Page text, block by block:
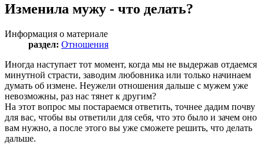
Изменила мужу - что делать?
Информация о материале
раздел: Отношения
Иногда наступает тот момент, когда мы не выдержав отдаемся
минутной страсти, заводим любовника или только начинаем
думать об измене. Неужели отношения дальше с мужем уже
невозможны, раз нас тянет к другим?
На этот вопрос мы постараемся ответить, точнее дадим почву
для вас, чтобы вы ответили для себя, что это было и зачем оно
вам нужно, а после этого вы уже сможете решить, что делать
дальше.